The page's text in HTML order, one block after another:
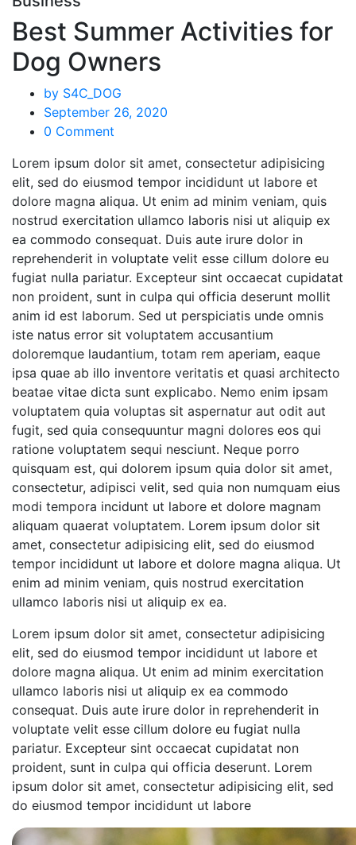
Best Summer Activities for
Dog Owners
by S4C_DOG
September 26, 2020
0 Comment
Lorem ipsum dolor sit amet, consectetur adipisicing
elit, sed do eiusmod tempor incididunt ut labore et
dolore magna aliqua. Ut enim ad minim veniam, quis
nostrud exercitation ullamco laboris nisi ut aliquip ex
ea commodo consequat. Duis aute irure dolor in
reprehenderit in voluptate velit esse cillum dolore eu
fugiat nulla pariatur. Excepteur sint occaecat cupidatat
non proident, sunt in culpa qui officia deserunt mollit
anim id est laborum. Sed ut perspiciatis unde omnis
iste natus error sit voluptatem accusantium
doloremque laudantium, totam rem aperiam, eaque
ipsa quae ab illo inventore veritatis et quasi architecto
beatae vitae dicta sunt explicabo. Nemo enim ipsam
voluptatem quia voluptas sit aspernatur aut odit aut
fugit, sed quia consequuntur magni dolores eos qui
ratione voluptatem sequi nesciunt. Neque porro
quisquam est, qui dolorem ipsum quia dolor sit amet,
consectetur, adipisci velit, sed quia non numquam eius
modi tempora incidunt ut labore et dolore magnam
aliquam quaerat voluptatem. Lorem ipsum dolor sit
amet, consectetur adipisicing elit, sed do eiusmod
tempor incididunt ut labore et dolore magna aliqua. Ut
enim ad minim veniam, quis nostrud exercitation
ullamco laboris nisi ut aliquip ex ea.
Lorem ipsum dolor sit amet, consectetur adipisicing
elit, sed do eiusmod tempor incididunt ut labore et
dolore magna aliqua. Ut enim ad minim exercitation
ullamco laboris nisi ut aliquip ex ea commodo
consequat. Duis aute irure dolor in reprehenderit in
voluptate velit esse cillum dolore eu fugiat nulla
pariatur. Excepteur sint occaecat cupidatat non
proident, sunt in culpa qui officia deserunt. Lorem
ipsum dolor sit amet, consectetur adipisicing elit, sed
do eiusmod tempor incididunt ut labore